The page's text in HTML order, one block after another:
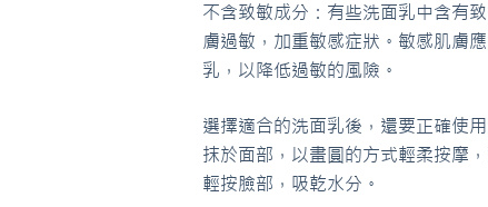
不含致敏成分：有些洗面乳中含有
膚過敏，加重敏感症狀。敏感肌膚
乳，以降低過敏的風險。
選擇適合的洗面乳後，還要正確使
抹於面部，以畫圓的方式輕柔按摩
輕按臉部，吸乾水分。